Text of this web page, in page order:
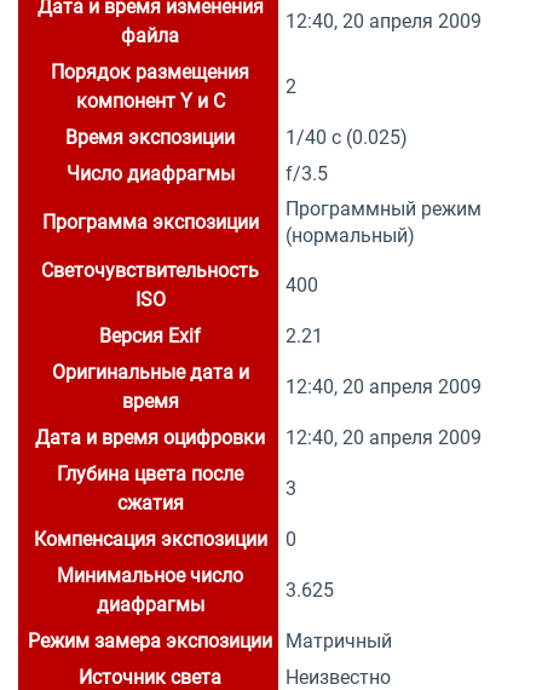
Дата и время изменения
файла
12:40, 20 апреля 2009
Порядок размещения
компонент Y и C
2
Время экспозиции
1/40 с (0.025)
Число диафрагмы
f/3.5
Программа экспозиции
Программный режим
(нормальный)
Светочувствительность
ISO
400
Версия Exif
2.21
Оригинальные дата и
время
12:40, 20 апреля 2009
Дата и время оцифровки
12:40, 20 апреля 2009
Глубина цвета после
сжатия
3
Компенсация экспозиции
0
Минимальное число
диафрагмы
3.625
Режим замера экспозиции
Матричный
Источник света
Неизвестно